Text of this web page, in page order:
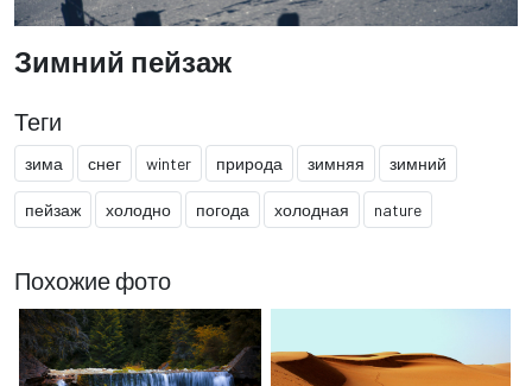
Зимний пейзаж
Теги
зима снег winter природа зимняя зимний
пейзаж холодно погода холодная nature
Похожие фото